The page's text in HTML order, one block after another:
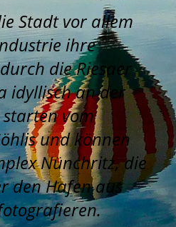
Stadt vor allem
ihre
die Riesaer
idyllisch an der
starten vom
und können
Nünchritz, die
den Hafen aus